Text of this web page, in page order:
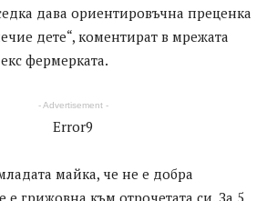
дава ориентировъчна преценка
дете“, коментират в мрежата
фермерката.
- Advertisement -
Error9
майка, че не е добра